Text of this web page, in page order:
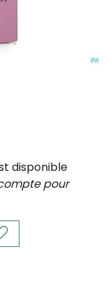
disponible
pour